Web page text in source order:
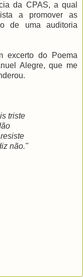
da CPAS, a qual
a promover as
de uma auditoria
excerto do Poema
Alegre, que me
triste
não."